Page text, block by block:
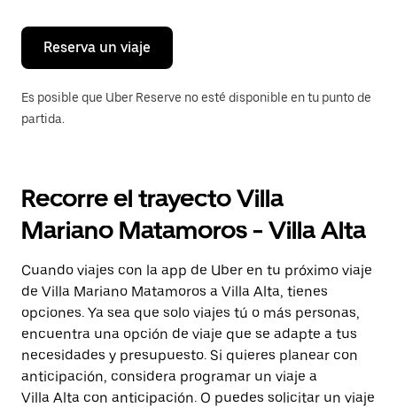
calendario.
Reserva un viaje
Es posible que Uber Reserve no esté disponible en tu punto de
partida.
Recorre el trayecto Villa
Mariano Matamoros - Villa Alta
Cuando viajes con la app de Uber en tu próximo viaje
de Villa Mariano Matamoros a Villa Alta, tienes
opciones. Ya sea que solo viajes tú o más personas,
encuentra una opción de viaje que se adapte a tus
necesidades y presupuesto. Si quieres planear con
anticipación, considera programar un viaje a
Villa Alta con anticipación. O puedes solicitar un viaje